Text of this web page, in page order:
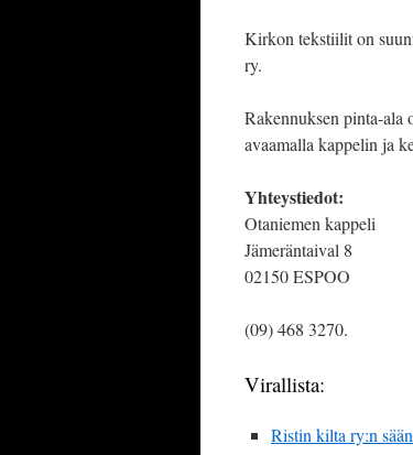
Kirkon tekstiilit on
ry.
Rakennuksen pinta-ala
avaamalla kappelin ja
Yhteystiedot:
Otaniemen kappeli
Jämeräntaival 8
02150 ESPOO
(09) 468 3270.
Virallista:
Ristin kilta ry:n